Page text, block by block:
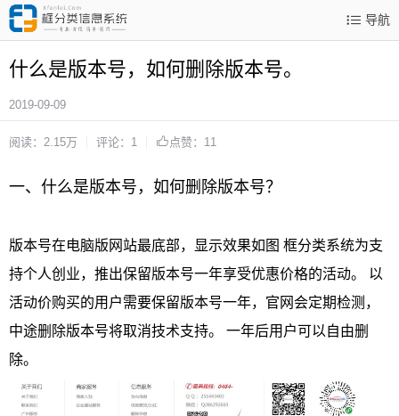
导航
什么是版本号，如何删除版本号。
2019-09-09
阅读：2.15万 评论：1 点赞：11
一、什么是版本号，如何删除版本号？
版本号在电脑版网站最底部，显示效果如图 框分类系统为支
持个人创业，推出保留版本号一年享受优惠价格的活动。 以
活动价购买的用户需要保留版本号一年，官网会定期检测，
中途删除版本号将取消技术支持。 一年后用户可以自由删
除。